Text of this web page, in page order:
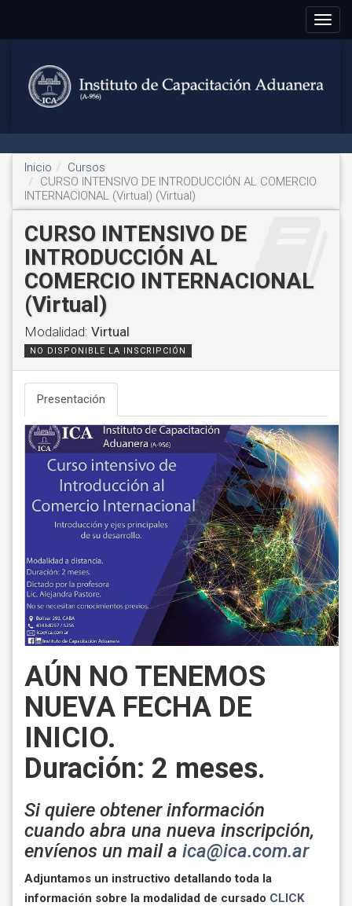
Toggle
Inicio
Cursos
CURSO INTENSIVO DE INTRODUCCIÓN AL COMERCIO
INTERNACIONAL (Virtual) (Virtual)
CURSO INTENSIVO DE
INTRODUCCIÓN AL
COMERCIO INTERNACIONAL
(Virtual)
Modalidad: Virtual
NO DISPONIBLE LA INSCRIPCIÓN
Presentación
AÚN NO TENEMOS
NUEVA FECHA DE
INICIO.
Duración: 2 meses.
Si quiere obtener información
cuando abra una nueva inscripción,
envíenos un mail a ica@ica.com.ar
Adjuntamos un instructivo detallando toda la
información sobre la modalidad de cursado CLICK